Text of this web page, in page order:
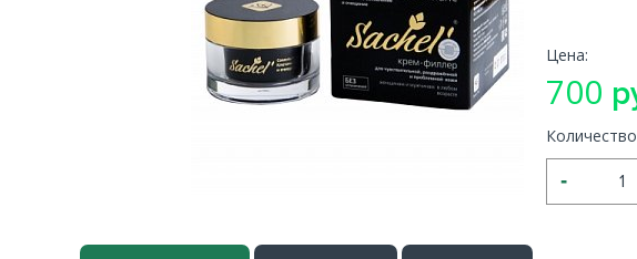
Цена:
700